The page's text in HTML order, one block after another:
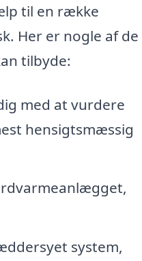
til en række
Her er nogle af de
tilbyde:
med at vurdere
hensigtsmæssig
system,